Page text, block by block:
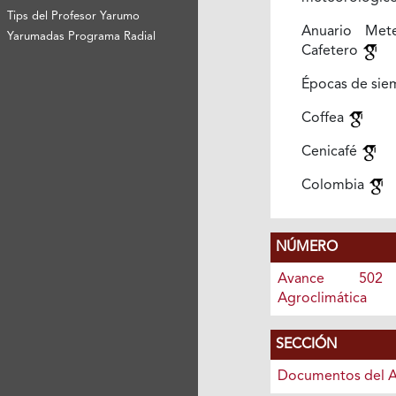
Tips del Profesor Yarumo
Yarumadas Programa Radial
Anuario
Cafetero
Épocas de
Coffea
Cenicafé
Colombia
NÚMERO
Avance 502
Agroclimática
SECCIÓN
Documentos del